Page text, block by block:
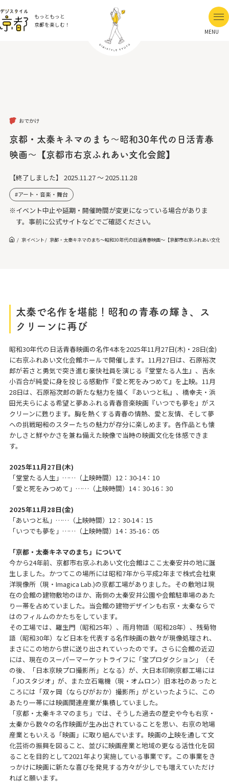
もっともっと
京都を楽しむ！
MENU
おでかけ
京都・太秦キネマのまち〜昭和30年代の日活青春
映画〜【京都市右京ふれあい文化会館】
【終了しました】 2025.11.27 ～ 2025.11.28
アート・音楽・舞台
※イベント中止や延期・開催時間が変更になっている場合がありま
す。事前に公式サイトなどでご確認ください。
京イベント 京都・太秦キネマのまち〜昭和30年代の日活青春映画〜【京都市右京ふれあい文化会
太秦で名作を堪能！昭和の青春の輝き、ス
クリーンに再び
昭和30年代の日活青春映画の名作4本を2025年11月27日(木)・28日(金)
に右京ふれあい文化会館ホールで開催します。11月27日は、石原裕次
郎が若さと勇気で突き進む豪快社員を演じる『堂堂たる人生』、吉永
小百合が純愛に身を投じる感動作『愛と死をみつめて』を上映。11月
28日は、石原裕次郎の新たな魅力を描く『あいつと私』、橋幸夫・浜
田光夫らによる希望と夢あふれる青春音楽映画『いつでも夢を』がス
クリーンに甦ります。胸を熱くする青春の情熱、愛と友情、そして夢
への挑戦――昭和のスターたちの魅力が存分に楽しめます。各作品とも懐
かしさと鮮やかさを兼ね備えた映像で当時の映画文化を体感できま
す。
2025年11月27日(木)
「堂堂たる人生」……（上映時間）12：30-14：10
「愛と死をみつめて」……（上映時間）14：30-16：30
2025年11月28日(金)
「あいつと私」……（上映時間）12：30-14：15
「いつでも夢を」……（上映時間）14：35-16：05
「京都・太秦キネマのまち」について
今から24年前、京都市右京ふれあい文化会館はここ太秦安井の地に誕
生しました。かつてこの場所には昭和7年から平成2年まで株式会社東
洋現像所（現・Imagica Lab.)の京都工場がありました。その敷地は現
在の会館の建物敷地のほか、南側の太秦安井公園や会館駐車場のあた
り一帯を占めていました。当会館の建物デザインも右京・太秦ならで
はのフィルムのかたちをしています。
その工場では、羅生門（昭和25年）、雨月物語（昭和28年）、残菊物
語（昭和30年）など日本を代表する名作映画の数々が現像処理され、
まさにこの地から世に送り出されていったのです。さらに会館の近辺
には、現在のスーパーマーケットライフに「宝プロダクション」（そ
の後、「日本京映プロ撮影所」となる）が、大日本印刷京都工場には
「JOスタジオ」が、また立石電機（現・オムロン）旧本社のあったと
ころには「双ヶ岡（ならびがおか）撮影所」がといったように、この
あたり一帯には映画関連産業が集積していました。
「京都・太秦キネマのまち」では、そうした過去の歴史や今も右京・
太秦から数々の名作映画が生み出されていることを思い、右京の地場
産業ともいえる「映画」に取り組んでいます。映画の上映を通して文
化芸術の振興を図ること、並びに映画産業と地域の更なる活性化を図
ることを目的として2021年より実施している事業です。この事業をき
っかけに映画に新たな喜びを発見する方々が少しでも増えていただけ
ればと願います。